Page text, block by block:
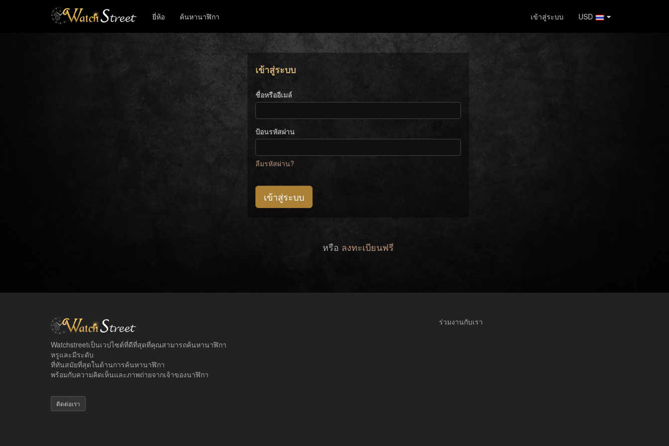
ยี่ห้อ ค้นหานาฬิกา เข้าสู่ระบบ USD
เข้าสู่ระบบ
ชื่อหรืออีเมล์
ป้อนรหัสผ่าน
ลืมรหัสผ่าน?
เข้าสู่ระบบ
หรือ ลงทะเบียนฟรี
Watchstreetเป็นเวปไซต์ที่ดีที่สุดที่คุณสามารถค้นหานาฬิกา
หรูและมีระดับ
ที่ทันสมัยที่สุดในด้านการค้นหานาฬิกา
พร้อมกับความคิดเห็นและภาพถ่ายจากเจ้าของนาฬิกา
ติดต่อเรา
ร่วมงานกับเรา